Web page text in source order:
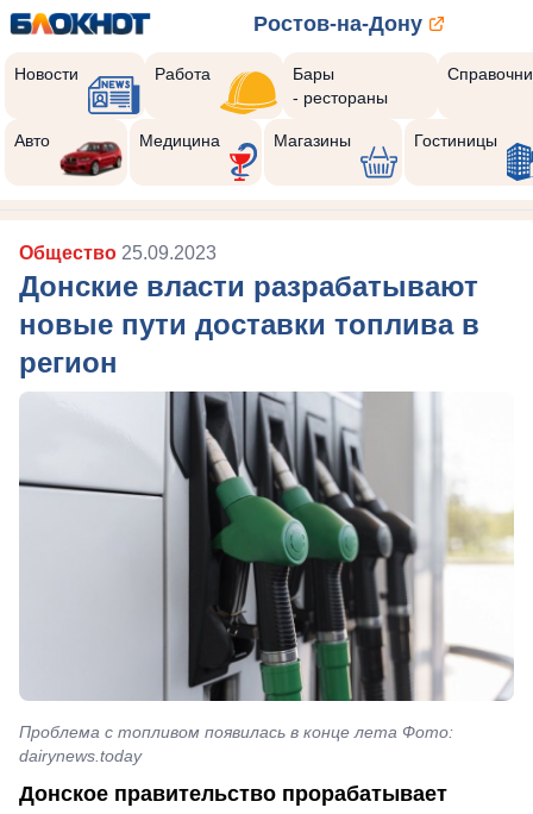
Ростов-на-Дону
Новости Работа
Бары
- рестораны
Авто Медицина Магазины Гостиницы
Общество 25.09.2023
Донские власти разрабатывают
новые пути доставки топлива в
регион
Проблема с топливом появилась в конце лета Фото:
dairynews.today
Донское правительство прорабатывает